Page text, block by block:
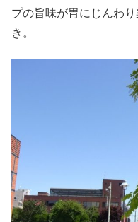
プの旨味が胃にじんわ
き。